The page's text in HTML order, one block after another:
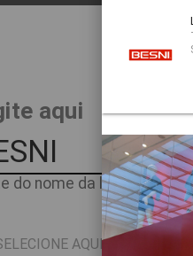
aqui
do nome da loja ou
AQUI O